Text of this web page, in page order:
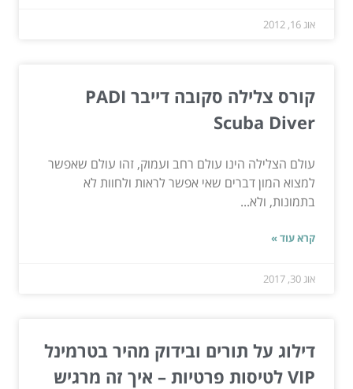
אוג 16, 2012
קורס צלילה סקובה דייבר PADI
Scuba Diver
עולם הצלילה הינו עולם רחב ועמוק, זהו עולם שאפשר
למצוא המון דברים שאי אפשר לראות ולחוות לא
בתמונות, ולא...
קרא עוד »
אוג 30, 2017
דילוג על תורים ובידוק מהיר בטרמינל
VIP לטיסות פרטיות – איך זה מרגיש